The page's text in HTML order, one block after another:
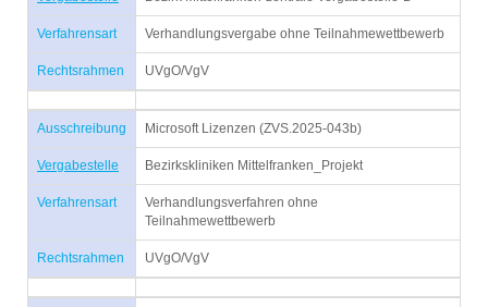
Verfahrensart Verhandlungsvergabe ohne Teilnahmewettbewerb
Rechtsrahmen UVgO/VgV
Ausschreibung Microsoft Lizenzen (ZVS.2025-043b)
Vergabestelle Bezirkskliniken Mittelfranken_Projekt
Verfahrensart
Verhandlungsverfahren ohne
Teilnahmewettbewerb
Rechtsrahmen UVgO/VgV